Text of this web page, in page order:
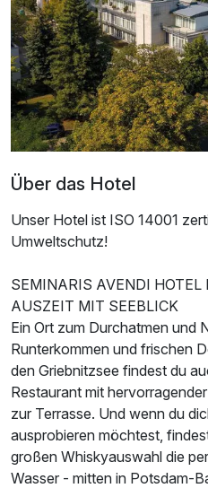
Für 4 Tage
Doppelzimmer Superior
2 Erwachsene
Über das Hotel
Unser Hotel ist ISO 14001
Umweltschutz!
SEMINARIS AVENDI HOTEL
AUSZEIT MIT SEEBLICK
Ein Ort zum Durchatmen und
Runterkommen und frischen
den Griebnitzsee findest du
Restaurant mit
zur Terrasse. Und wenn du
ausprobieren möchtest,
großen Whiskyauswahl die
Wasser - mitten in Potsdam-